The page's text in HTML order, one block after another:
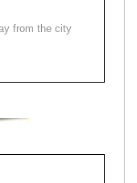
from the city